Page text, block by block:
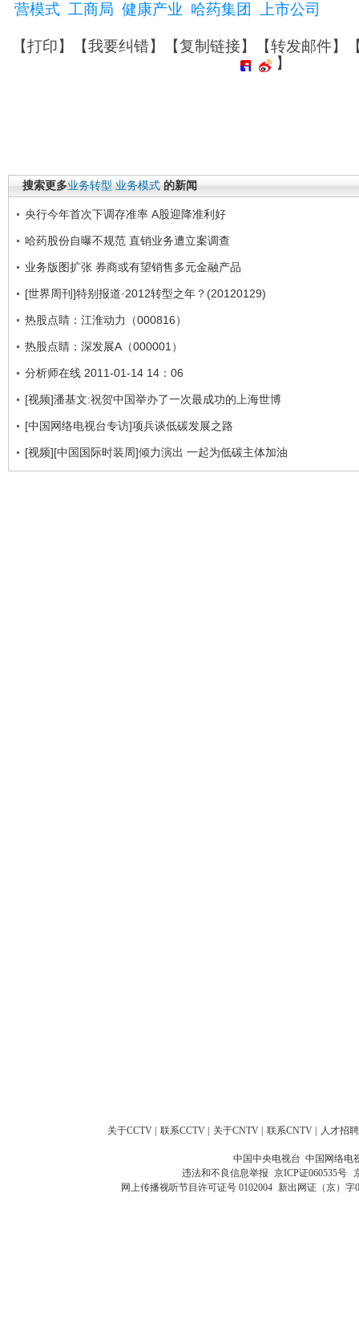
营模式 工商局 健康产业 哈药集团 上市公司
【打印】【我要纠错】【复制链接】【转发邮件】
】
搜索更多业务转型 业务模式 的新闻
央行今年首次下调存准率 A股迎降准利好
哈药股份自曝不规范 直销业务遭立案调查
业务版图扩张 券商或有望销售多元金融产品
[世界周刊]特别报道·2012转型之年？(20120129)
热股点睛：江淮动力（000816）
热股点睛：深发展A（000001）
分析师在线 2011-01-14 14：06
[视频]潘基文:祝贺中国举办了一次最成功的上海世博
[中国网络电视台专访]项兵谈低碳发展之路
[视频][中国国际时装周]倾力演出 一起为低碳主体加油
关于CCTV 联系CCTV 关于CNTV 联系CNTV 人才招聘
中国中央电视台 中国网络电
违法和不良信息举报 京ICP证060535号
网上传播视听节目许可证号 0102004 新出网证（京）